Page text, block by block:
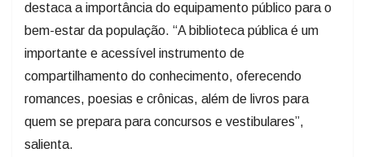
destaca a importância do equipamento público para o
bem-estar da população. “A biblioteca pública é um
importante e acessível instrumento de
compartilhamento do conhecimento, oferecendo
romances, poesias e crônicas, além de livros para
quem se prepara para concursos e vestibulares”,
salienta.